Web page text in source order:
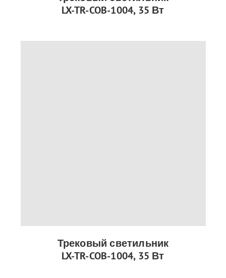
LX-TR-COB-1004, 35 Вт
Трековый светильник
LX-TR-COB-1004, 35 Вт